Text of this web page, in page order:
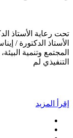
الأستاذ الدكتورة /
المجتمع وتنمية
التنفيذي لم
إقرأ المزيد